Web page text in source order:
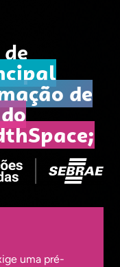
de
uma pré-